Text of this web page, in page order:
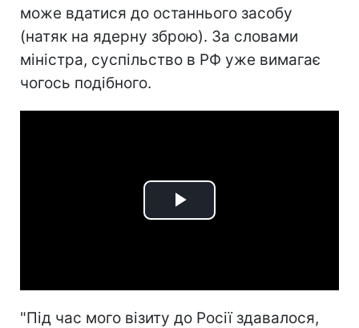
може вдатися до останнього засобу
(натяк на ядерну зброю). За словами
міністра, суспільство в РФ уже вимагає
чогось подібного.
Play
"Під час мого візиту до Росії здавалося,